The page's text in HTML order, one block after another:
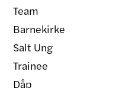
Team
Barnekirke
Salt Ung
Trainee
Dåp